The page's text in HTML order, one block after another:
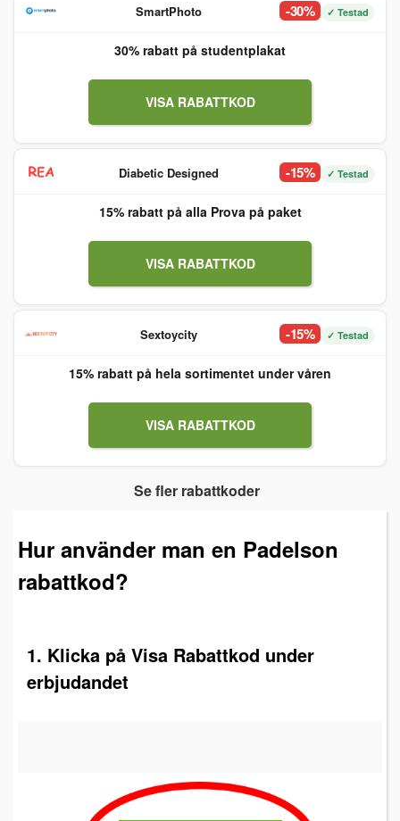
SmartPhoto -30% ✓ Testad
30% rabatt på studentplakat
VISA RABATTKOD
Diabetic Designed -15% ✓ Testad
15% rabatt på alla Prova på paket
VISA RABATTKOD
Sextoycity -15% ✓ Testad
15% rabatt på hela sortimentet under våren
VISA RABATTKOD
Se fler rabattkoder
Hur använder man en Padelson
rabattkod?
1. Klicka på Visa Rabattkod under
erbjudandet